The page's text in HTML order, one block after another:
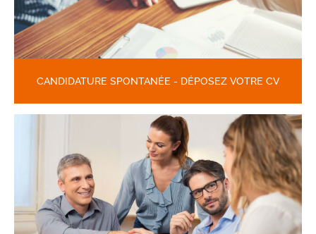
CANDIDATURE SPONTANÉE - DÉPOSEZ VOTRE CV